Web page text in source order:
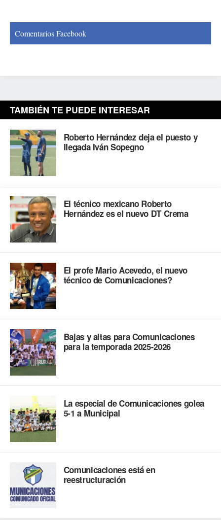
Comentarios Facebook
TAMBIÉN TE PUEDE INTERESAR
Roberto Hernández deja el puesto y
llegada Iván Sopegno
El técnico mexicano Roberto
Hernández es el nuevo DT Crema
El profe Mario Acevedo, el nuevo
técnico de Comunicaciones?
Bajas y altas para Comunicaciones
para la temporada 2025-2026
La especial de Comunicaciones golea
5-1 a Municipal
Comunicaciones está en
reestructuración